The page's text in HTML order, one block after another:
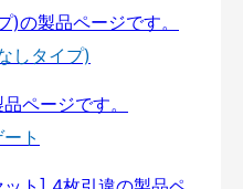
しタイプ)
ト